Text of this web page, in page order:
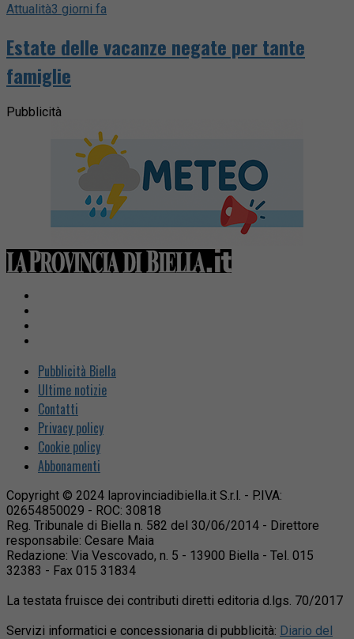
Attualità3 giorni fa
Estate delle vacanze negate per tante
famiglie
Pubblicità
Pubblicità Biella
Ultime notizie
Contatti
Privacy policy
Cookie policy
Abbonamenti
Copyright © 2024 laprovinciadibiella.it S.r.l. - P.IVA:
02654850029 - ROC: 30818
Reg. Tribunale di Biella n. 582 del 30/06/2014 - Direttore
responsabile: Cesare Maia
Redazione: Via Vescovado, n. 5 - 13900 Biella - Tel. 015
32383 - Fax 015 31834
La testata fruisce dei contributi diretti editoria d.lgs. 70/2017
Servizi informatici e concessionaria di pubblicità: Diario del